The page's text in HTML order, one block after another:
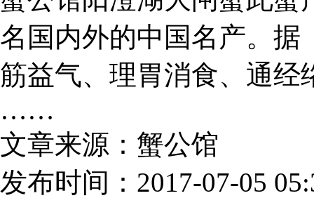
名国内外的中国名产。据
筋益气、理胃消食、通经
……
文章来源：蟹公馆
发布时间：2017-07-05